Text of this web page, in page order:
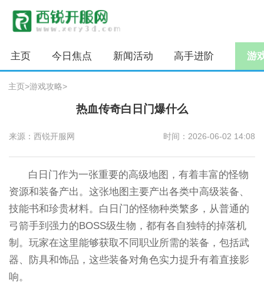
主页 今日焦点 新闻活动 高手进阶 游
主页>游戏攻略>
热血传奇白日门爆什么
来源：西锐开服网 时间：2026-06-02 14:08
白日门作为一张重要的高级地图，有着丰富的怪物
资源和装备产出。这张地图主要产出各类中高级装备、
技能书和珍贵材料。白日门的怪物种类繁多，从普通的
弓箭手到强力的BOSS级生物，都有各自独特的掉落机
制。玩家在这里能够获取不同职业所需的装备，包括武
器、防具和饰品，这些装备对角色实力提升有着直接影
响。